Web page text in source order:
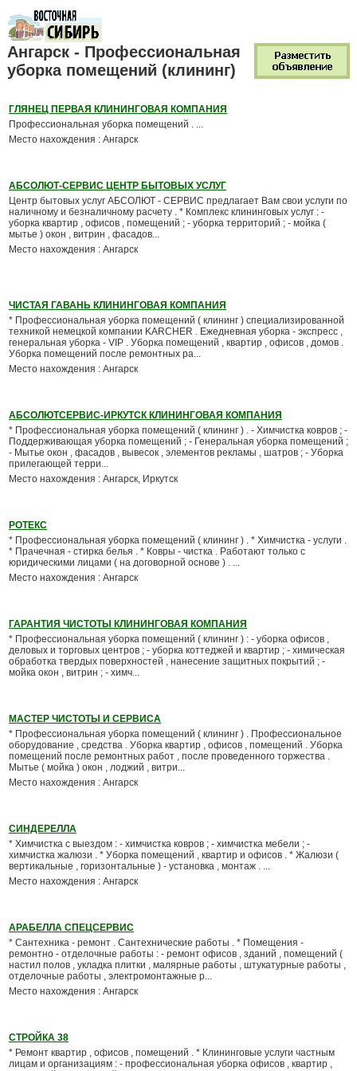
Ангарск - Профессиональная
уборка помещений (клининг)
ГЛЯНЕЦ ПЕРВАЯ КЛИНИНГОВАЯ КОМПАНИЯ
Профессиональная уборка помещений . ...
Место нахождения : Ангарск
АБСОЛЮТ-СЕРВИС ЦЕНТР БЫТОВЫХ УСЛУГ
Центр бытовых услуг АБСОЛЮТ - СЕРВИС предлагает Вам свои услуги по
наличному и безналичному расчету . * Комплекс клининговых услуг : -
уборка квартир , офисов , помещений ; - уборка территорий ; - мойка (
мытье ) окон , витрин , фасадов...
Место нахождения : Ангарск
ЧИСТАЯ ГАВАНЬ КЛИНИНГОВАЯ КОМПАНИЯ
* Профессиональная уборка помещений ( клининг ) специализированной
техникой немецкой компании KARCHER . Ежедневная уборка - экспресс ,
генеральная уборка - VIP . Уборка помещений , квартир , офисов , домов .
Уборка помещений после ремонтных ра...
Место нахождения : Ангарск
АБСОЛЮТСЕРВИС-ИРКУТСК КЛИНИНГОВАЯ КОМПАНИЯ
* Профессиональная уборка помещений ( клининг ) . - Химчистка ковров ; -
Поддерживающая уборка помещений ; - Генеральная уборка помещений ;
- Мытье окон , фасадов , вывесок , элементов рекламы , шатров ; - Уборка
прилегающей терри...
Место нахождения : Ангарск, Иркутск
РОТЕКС
* Профессиональная уборка помещений ( клининг ) . * Химчистка - услуги .
* Прачечная - стирка белья . * Ковры - чистка . Работают только с
юридическими лицами ( на договорной основе ) . ...
Место нахождения : Ангарск
ГАРАНТИЯ ЧИСТОТЫ КЛИНИНГОВАЯ КОМПАНИЯ
* Профессиональная уборка помещений ( клининг ) : - уборка офисов ,
деловых и торговых центров ; - уборка коттеджей и квартир ; - химическая
обработка твердых поверхностей , нанесение защитных покрытий ; -
мойка окон , витрин ; - химч...
МАСТЕР ЧИСТОТЫ И СЕРВИСА
* Профессиональная уборка помещений ( клининг ) . Профессиональное
оборудование , средства . Уборка квартир , офисов , помещений . Уборка
помещений после ремонтных работ , после проведенного торжества .
Мытье ( мойка ) окон , лоджий , витри...
Место нахождения : Ангарск
СИНДЕРЕЛЛА
* Химчистка с выездом : - химчистка ковров ; - химчистка мебели ; -
химчистка жалюзи . * Уборка помещений , квартир и офисов . * Жалюзи (
вертикальные , горизонтальные ) - установка , монтаж . ...
Место нахождения : Ангарск
АРАБЕЛЛА СПЕЦСЕРВИС
* Сантехника - ремонт . Сантехнические работы . * Помещения -
ремонтно - отделочные работы : - ремонт офисов , зданий , помещений (
настил полов , укладка плитки , малярные работы , штукатурные работы ,
отделочные работы , электромонтажные р...
Место нахождения : Ангарск
СТРОЙКА 38
* Ремонт квартир , офисов , помещений . * Клининговые услуги частным
лицам и организациям : - профессиональная уборка офисов , квартир ,